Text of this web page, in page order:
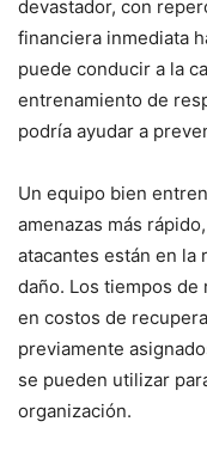
devastador, con
financiera inmediata
puede conducir a ⁤la
entrenamiento de
podría ‌ayudar a
Un equipo bien
amenazas más
atacantes están en la
daño. Los tiempos de
en costos ‌de
previamente
‌se pueden utilizar
organización.